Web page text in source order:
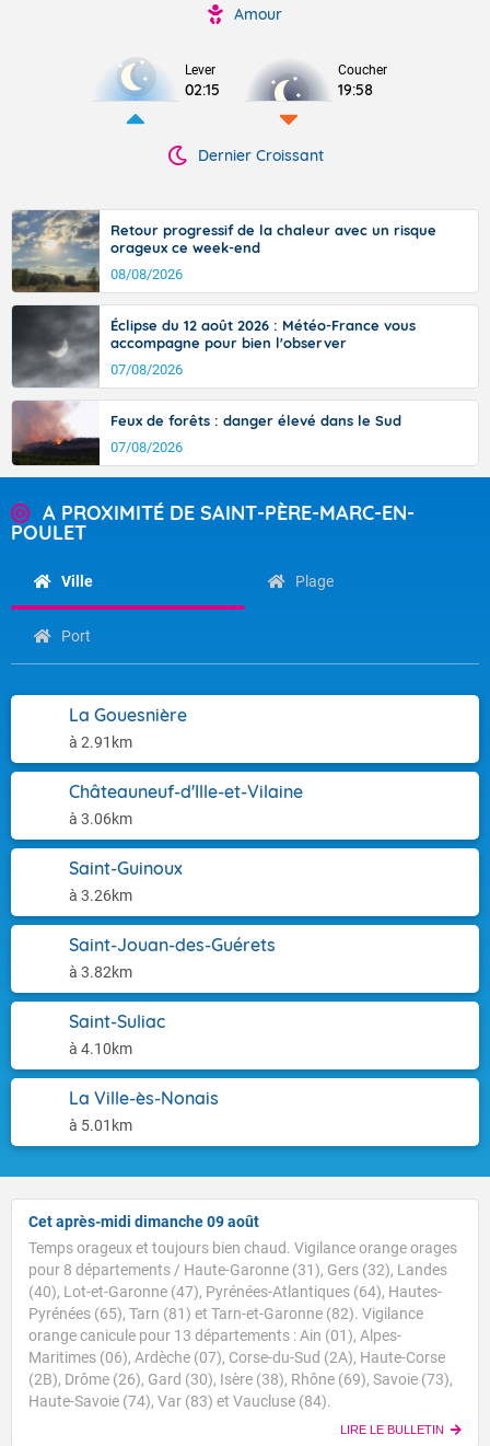
Amour
Lever
02:15
Coucher
19:58
Dernier Croissant
Retour progressif de la chaleur avec un risque
orageux ce week-end
08/08/2026
Éclipse du 12 août 2026 : Météo-France vous
accompagne pour bien l'observer
07/08/2026
Feux de forêts : danger élevé dans le Sud
07/08/2026
A PROXIMITÉ DE SAINT-PÈRE-MARC-EN-
POULET
Ville Plage
Port
La Gouesnière
à 2.91km
Châteauneuf-d'Ille-et-Vilaine
à 3.06km
Saint-Guinoux
à 3.26km
Saint-Jouan-des-Guérets
à 3.82km
Saint-Suliac
à 4.10km
La Ville-ès-Nonais
à 5.01km
Cet après-midi dimanche 09 août
Temps orageux et toujours bien chaud. Vigilance orange orages
pour 8 départements / Haute-Garonne (31), Gers (32), Landes
(40), Lot-et-Garonne (47), Pyrénées-Atlantiques (64), Hautes-
Pyrénées (65), Tarn (81) et Tarn-et-Garonne (82). Vigilance
orange canicule pour 13 départements : Ain (01), Alpes-
Maritimes (06), Ardèche (07), Corse-du-Sud (2A), Haute-Corse
(2B), Drôme (26), Gard (30), Isère (38), Rhône (69), Savoie (73),
Haute-Savoie (74), Var (83) et Vaucluse (84).
LIRE LE BULLETIN